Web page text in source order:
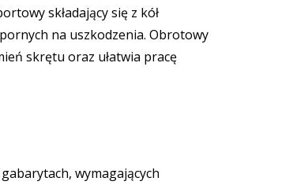
składający się z kół
na uszkodzenia. Obrotowy
skrętu oraz ułatwia pracę
wymagających